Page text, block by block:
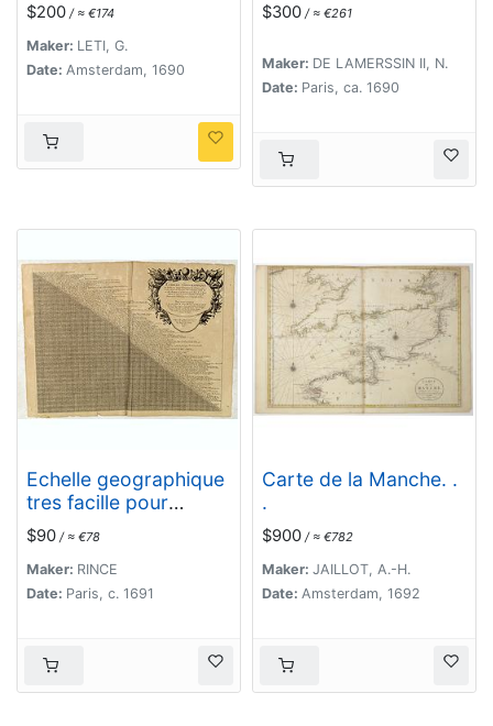
$200 / ≈ €174
Maker: LETI, G.
Date: Amsterdam, 1690
$300 / ≈ €261
Maker: DE LAMERSSIN II, N.
Date: Paris, ca. 1690
Echelle geographique
tres facille pour
Sçavoir Promptement
la Distance quil y a de
line aleautre des
Principales Villes et
$90 / ≈ €78
Maker: RINCE
Date: Paris, c. 1691
Carte de la Manche. .
.
$900 / ≈ €782
Maker: JAILLOT, A.-H.
Date: Amsterdam, 1692